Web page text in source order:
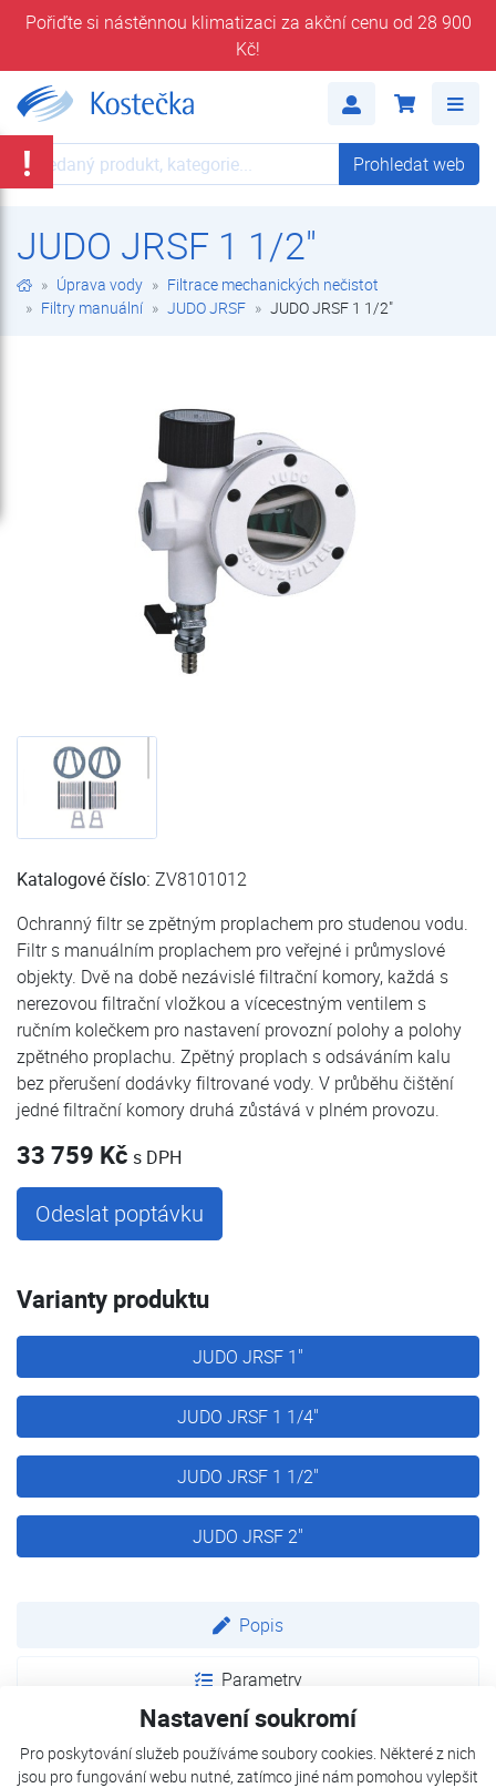
Nastavení soukromí
Pro poskytování služeb používáme soubory cookies. Některé z nich
jsou pro fungování webu nutné, zatímco jiné nám pomohou vylepšit
Pořiďte si nástěnnou klimatizaci za akční cenu od 28 900
Kč!
Prohledat web Prohledat web
JUDO JRSF 1 1/2"
Úprava vody
Filtrace mechanických nečistot
Filtry manuální
JUDO JRSF JUDO JRSF 1 1/2"
Katalogové číslo: ZV8101012
Ochranný filtr se zpětným proplachem pro studenou vodu.
Filtr s manuálním proplachem pro veřejné i průmyslové
objekty. Dvě na době nezávislé filtrační komory, každá s
nerezovou filtrační vložkou a vícecestným ventilem s
ručním kolečkem pro nastavení provozní polohy a polohy
zpětného proplachu. Zpětný proplach s odsáváním kalu
bez přerušení dodávky filtrované vody. V průběhu čištění
jedné filtrační komory druhá zůstává v plném provozu.
33 759 Kč s DPH
Odeslat poptávku
Varianty produktu
JUDO JRSF 1"
JUDO JRSF 1 1/4"
JUDO JRSF 1 1/2"
JUDO JRSF 2"
Popis
Parametry
Dokumenty
!